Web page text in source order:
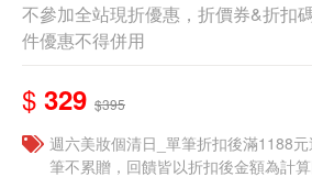
不參加全站現折優惠，折價券&折扣
件優惠不得併用
$ 329 $395
週六美妝個清日_單筆折扣後滿1188
筆不累贈，回饋皆以折扣後金額為計